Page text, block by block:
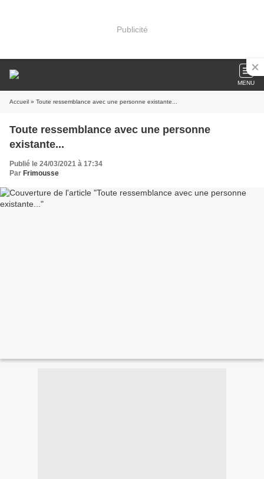
Publicité
MENU
Accueil » Toute ressemblance avec une personne existante...
Toute ressemblance avec une personne
existante...
Publié le 24/03/2021 à 17:34
Par Frimousse